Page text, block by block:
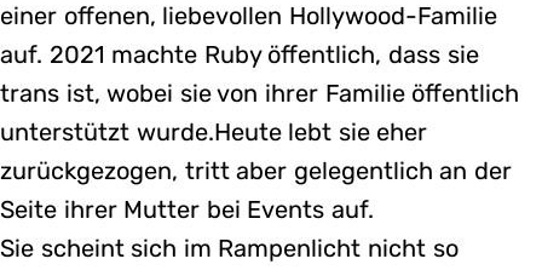
einer offenen, liebevollen Hollywood-Familie
auf. 2021 machte Ruby öffentlich, dass sie
trans ist, wobei sie von ihrer Familie öffentlich
unterstützt wurde.Heute lebt sie eher
zurückgezogen, tritt aber gelegentlich an der
Seite ihrer Mutter bei Events auf.
Sie scheint sich im Rampenlicht nicht so